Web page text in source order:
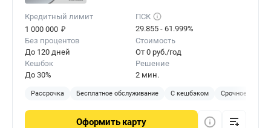
Кредитный лимит
1 000 000 ₽
ПСК
29.855 - 61.999%
Без процентов
До 120 дней
Стоимость
От 0 руб./год
Кешбэк
До 30%
Решение
2 мин.
Рассрочка Бесплатное обслуживание С кешбэком Срочное
Оформить карту